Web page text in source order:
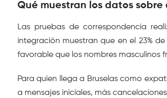
Qué muestran los datos
Las pruebas de correspondencia
integración muestran que en el 23%
favorable que los nombres masculinos
Para quien llega a Bruselas como
a mensajes iniciales, más